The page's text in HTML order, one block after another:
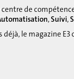
centre de
,Suivi,
déjà, le magazine